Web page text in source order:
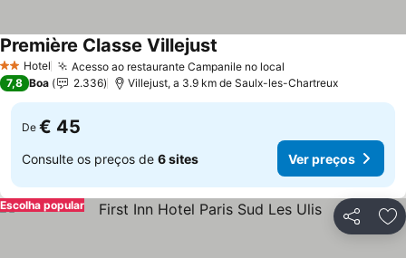
2 Estrelas
Hotel Acesso ao restaurante Campanile no local
Première Classe Villejust
7,8 Boa 2.336 Villejust, a 3.9 km de Saulx-les-Chartreux
De € 45
Consulte os preços de 6 sites Ver preços
Partilhar
Escolha popular